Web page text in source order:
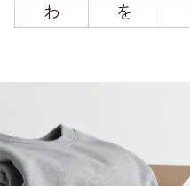
わ
を